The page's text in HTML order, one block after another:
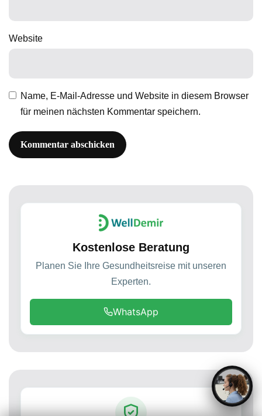
Website
Name, E-Mail-Adresse und Website in diesem Browser
für meinen nächsten Kommentar speichern.
Kostenlose Beratung
Planen Sie Ihre Gesundheitsreise mit unseren
Experten.
WhatsApp